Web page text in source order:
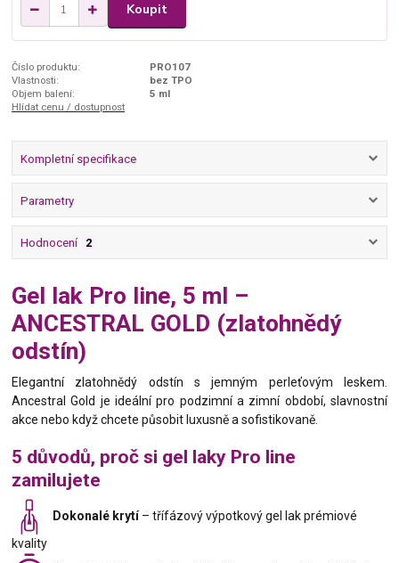
Koupit
Číslo produktu:
PRO107
Vlastnosti:
bez TPO
Objem balení:
5 ml
Hlídat cenu / dostupnost
Kompletní specifikace
Parametry
Hodnocení 2
Gel lak Pro line, 5 ml –
ANCESTRAL GOLD (zlatohnědý
odstín)
Elegantní zlatohnědý odstín s jemným perleťovým leskem.
Ancestral Gold je ideální pro podzimní a zimní období, slavnostní
akce nebo když chcete působit luxusně a sofistikovaně.
5 důvodů, proč si gel laky Pro line
zamilujete
Dokonalé krytí– třífázový výpotkový gel lak prémiové
kvality